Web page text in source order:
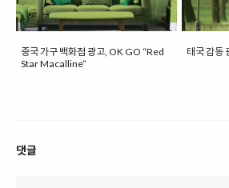
중국 가구 백화점 광고, OK GO “Red
Star Macalline”
태국 감동
댓글